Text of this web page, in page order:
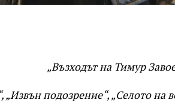
„Възходът на Тимур
подозрение“, „Селото на